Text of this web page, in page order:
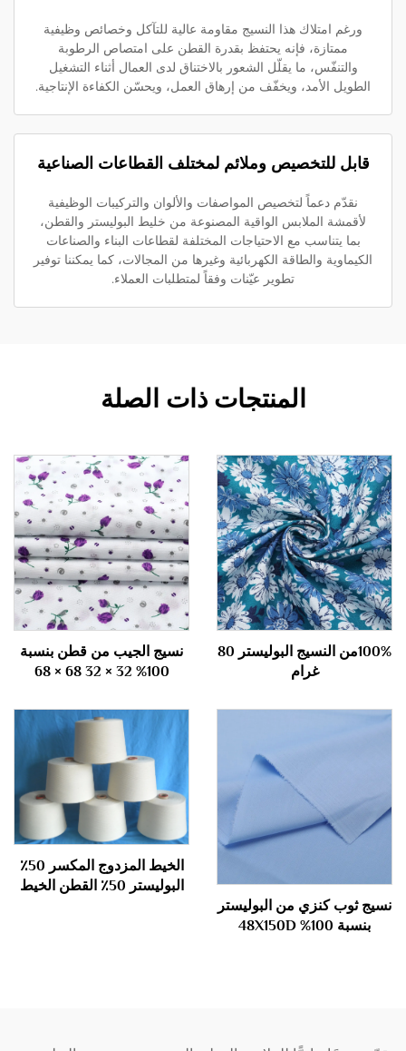
ورغم امتلاك هذا النسيج مقاومة عالية للتآكل وخصائص وظيفية
ممتازة، فإنه يحتفظ بقدرة القطن على امتصاص الرطوبة
والتنفّس، ما يقلّل الشعور بالاختناق لدى العمال أثناء التشغيل
الطويل الأمد، ويخفّف من إرهاق العمل، ويحسّن الكفاءة الإنتاجية.
قابل للتخصيص وملائم لمختلف القطاعات الصناعية
نقدّم دعماً لتخصيص المواصفات والألوان والتركيبات الوظيفية
لأقمشة الملابس الواقية المصنوعة من خليط البوليستر والقطن،
بما يتناسب مع الاحتياجات المختلفة لقطاعات البناء والصناعات
الكيماوية والطاقة الكهربائية وغيرها من المجالات، كما يمكننا توفير
تطوير عيّنات وفقاً لمتطلبات العملاء.
المنتجات ذات الصلة
100%من النسيج البوليستر 80
غرام
نسيج الجيب من قطن بنسبة
100% 32 × 32 68 × 68
نسيج ثوب كنزي من البوليستر
بنسبة 100% 48X150D
الخيط المزدوج المكسر 50٪
البوليستر 50٪ القطن الخيط